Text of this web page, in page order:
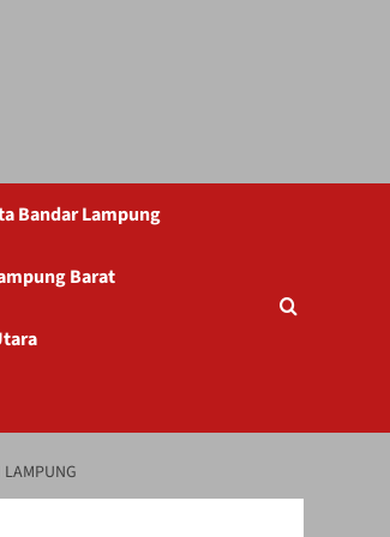
Bandar Lampung
Barat
LAMPUNG